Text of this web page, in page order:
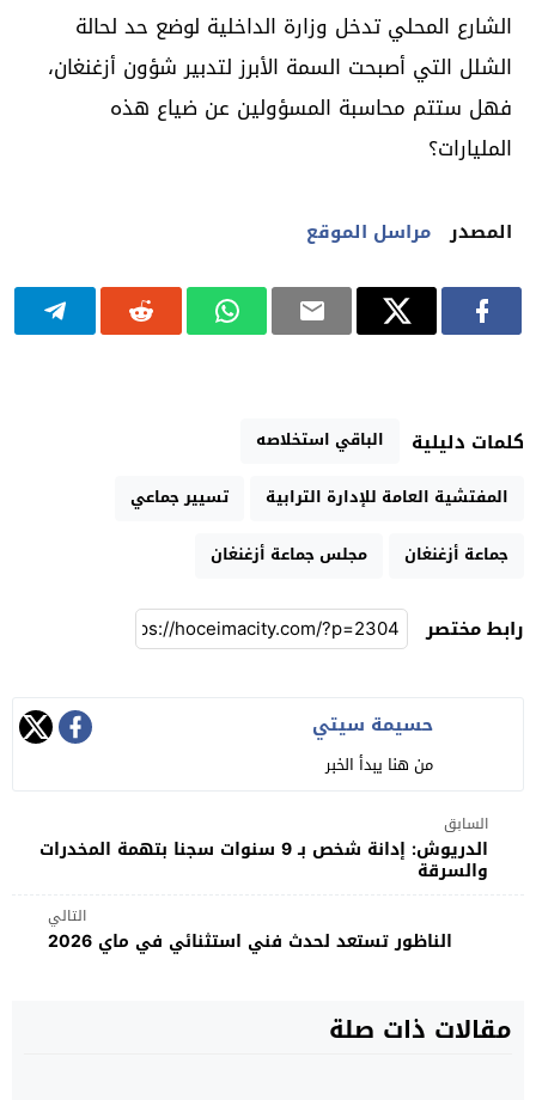
الشارع المحلي تدخل وزارة الداخلية لوضع حد لحالة
الشلل التي أصبحت السمة الأبرز لتدبير شؤون أزغنغان،
فهل ستتم محاسبة المسؤولين عن ضياع هذه
المليارات؟
المصدر مراسل الموقع
كلمات دليلية
الباقي استخلاصه
المفتشية العامة للإدارة الترابية
تسيير جماعي
جماعة أزغنغان
مجلس جماعة أزغنغان
رابط مختصر
حسيمة سيتي
من هنا يبدأ الخبر
السابق
الدريوش: إدانة شخص بـ 9 سنوات سجنا بتهمة المخدرات
والسرقة
التالي
الناظور تستعد لحدث فني استثنائي في ماي 2026
مقالات ذات صلة